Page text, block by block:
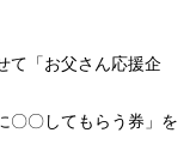
て「お父さん応援企
〇〇してもらう券」を